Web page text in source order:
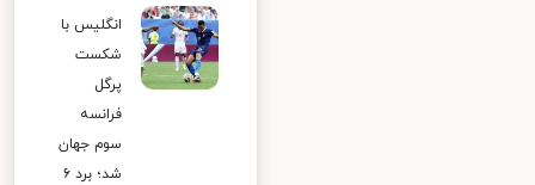
انگلیس با
شکست
پرگل
فرانسه
سوم جهان
شد؛ برد ۶